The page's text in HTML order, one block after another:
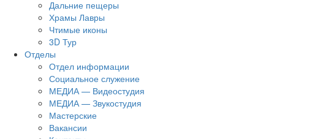
Дальние пещеры
Храмы Лавры
Чтимые иконы
3D Тур
Отделы
Отдел информации
Социальное служение
МЕДИА — Видеостудия
МЕДИА — Звукостудия
Мастерские
Вакансии